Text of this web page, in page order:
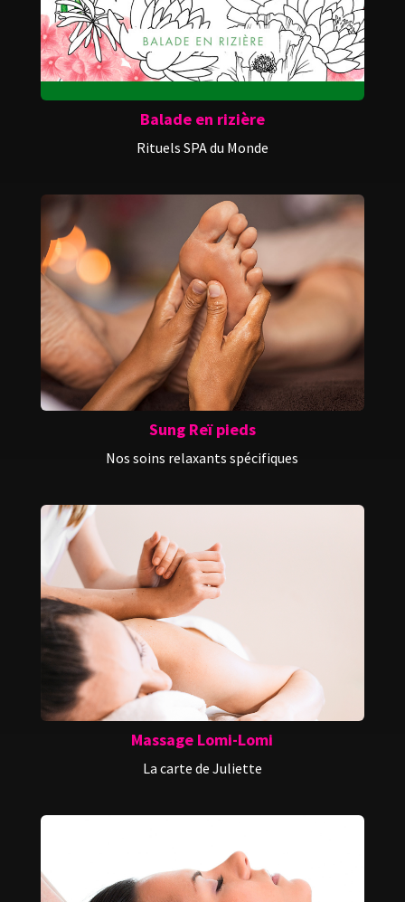
Balade en rizière
Rituels SPA du Monde
Sung Reï pieds
Nos soins relaxants spécifiques
Massage Lomi-Lomi
La carte de Juliette